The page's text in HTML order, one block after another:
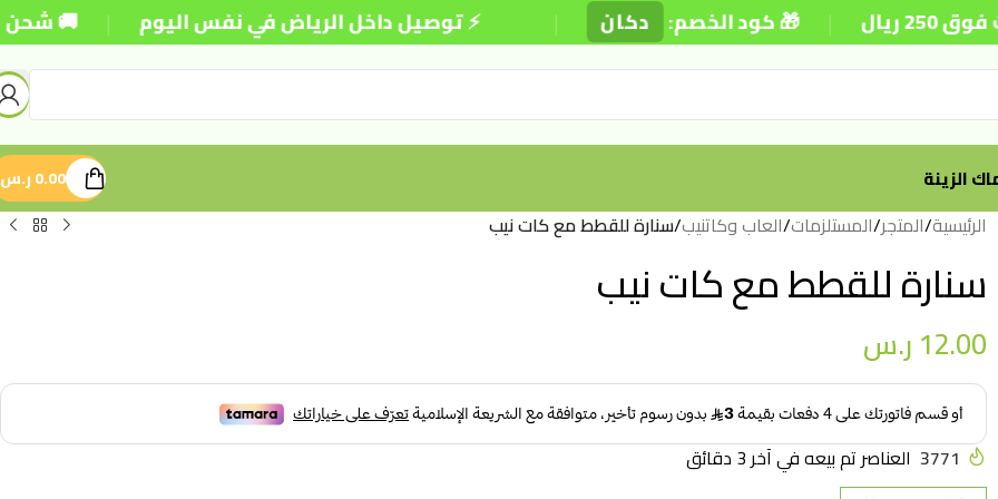
⚡ توصيل داخل الرياض في نفس اليوم | 🚚 شحن مجاني | 🎁 كود الخصم: دكان |
الزينة 0.00ر.س
الرئيسية/المتجر/المستلزمات/العاب وكاتنيب/سنارة للقطط مع كات نيب
سنارة للقطط مع كات نيب
12.00ر.س
3771 العناصر تم بيعه في آخر 3 دقائق